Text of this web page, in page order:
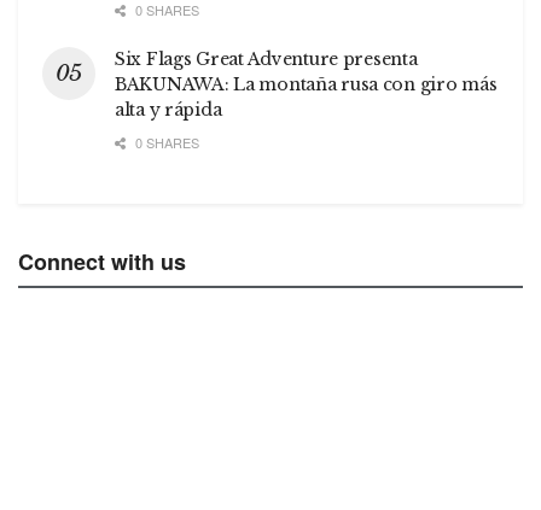
0 SHARES
Six Flags Great Adventure presenta
BAKUNAWA: La montaña rusa con giro más
alta y rápida
0 SHARES
Connect with us